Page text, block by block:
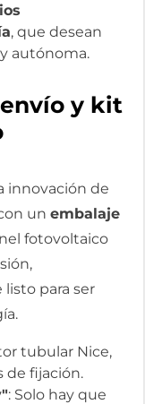
, que desean
autónoma.
y kit
innovación de
unembalaje
fotovoltaico
para ser
tubular Nice,
de fijación.
: Solo hay que